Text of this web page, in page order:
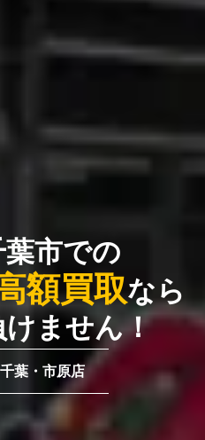
市での
額買取なら
ません！
葉・市原店